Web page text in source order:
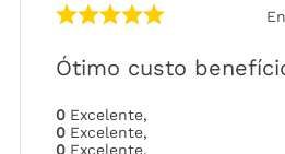
Ótimo custo
0 Excelente,
0 Excelente,
0 Excelente,